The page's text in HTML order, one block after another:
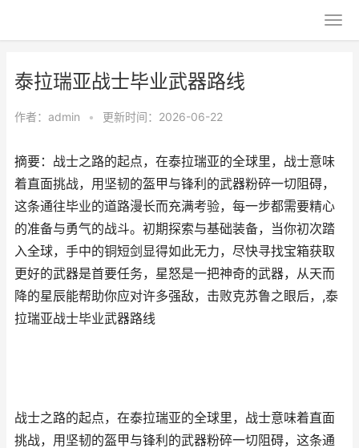
泰拉瑞亚战士毕业武器路线
作者： admin • 更新时间：2026-06-22
摘要：战士之路的起点，在泰拉瑞亚的全球里，战士意味
着直面挑战，用坚韧的盔甲与锋利的武器粉碎一切阻碍，
这条通往毕业的道路漫长而充满考验，每一步都需要精心
的准备与勇气的战斗。初期探索与基础装备，当你初次踏
入全球，手中的铜短剑显得如此无力，尽快寻找宝箱获取
更好的武器是首要任务，星怒是一把神奇的武器，从天而
降的星辰能帮助你应对许多强敌，击败克苏鲁之眼后，,泰
拉瑞亚战士毕业武器路线
战士之路的起点，在泰拉瑞亚的全球里，战士意味着直面
挑战，用坚韧的盔甲与锋利的武器粉碎一切阻碍，这条通